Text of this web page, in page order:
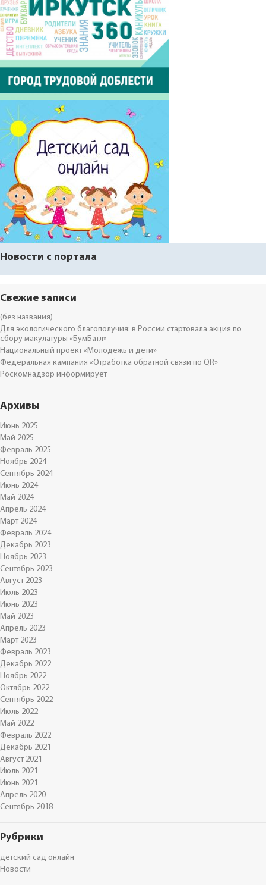
Новости с портала
Свежие записи
(без названия)
Для экологического благополучия: в России стартовала акция по
сбору макулатуры «БумБатл»
Национальный проект «Молодежь и дети»
Федеральная кампания «Отработка обратной связи по QR»
Роскомнадзор информирует
Архивы
Июнь 2025
Май 2025
Февраль 2025
Ноябрь 2024
Сентябрь 2024
Июнь 2024
Май 2024
Апрель 2024
Март 2024
Февраль 2024
Декабрь 2023
Ноябрь 2023
Сентябрь 2023
Август 2023
Июль 2023
Июнь 2023
Май 2023
Апрель 2023
Март 2023
Февраль 2023
Декабрь 2022
Ноябрь 2022
Октябрь 2022
Сентябрь 2022
Июль 2022
Май 2022
Февраль 2022
Декабрь 2021
Август 2021
Июль 2021
Июнь 2021
Апрель 2020
Сентябрь 2018
Рубрики
детский сад онлайн
Новости